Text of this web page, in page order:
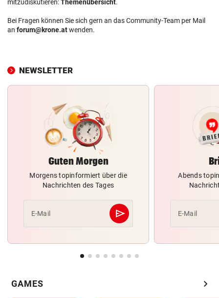
mitzudiskutieren:Themenübersicht.
Bei Fragen können Sie sich gern an das Community-Team per Mail
an forum@krone.atwenden.
NEWSLETTER
Guten Morgen
Morgens topinformiert über die
Nachrichten des Tages
E-Mail send
Abschicken
Abends
E-Mail
GAMES chevron_right